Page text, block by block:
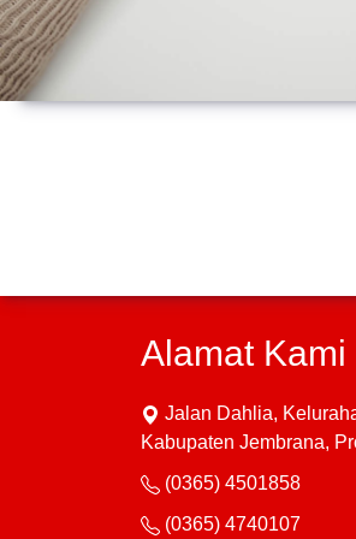
Alamat Kami
Jalan Dahlia,
Kabupaten Jembrana,
(0365) 4501858
(0365) 4740107